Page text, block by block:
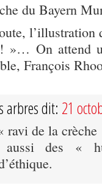
du Bayern
»… On attend
François
arbres dit: 21
ravi de la crèche
des «